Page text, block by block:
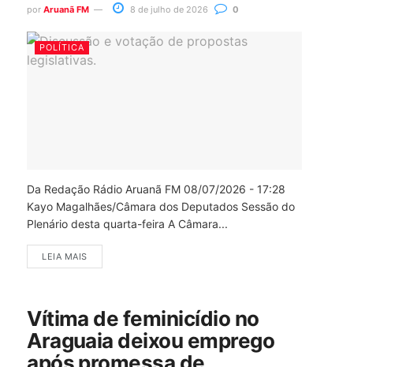
por Aruanã FM 8 de julho de 2026 0
POLÍTICA
Da Redação Rádio Aruanã FM 08/07/2026 - 17:28
Kayo Magalhães/Câmara dos Deputados Sessão do
Plenário desta quarta-feira A Câmara...
LEIA MAIS
Vítima de feminicídio no
Araguaia deixou emprego